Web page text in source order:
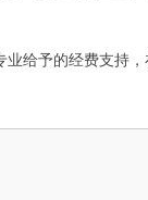
给予的经费支持，